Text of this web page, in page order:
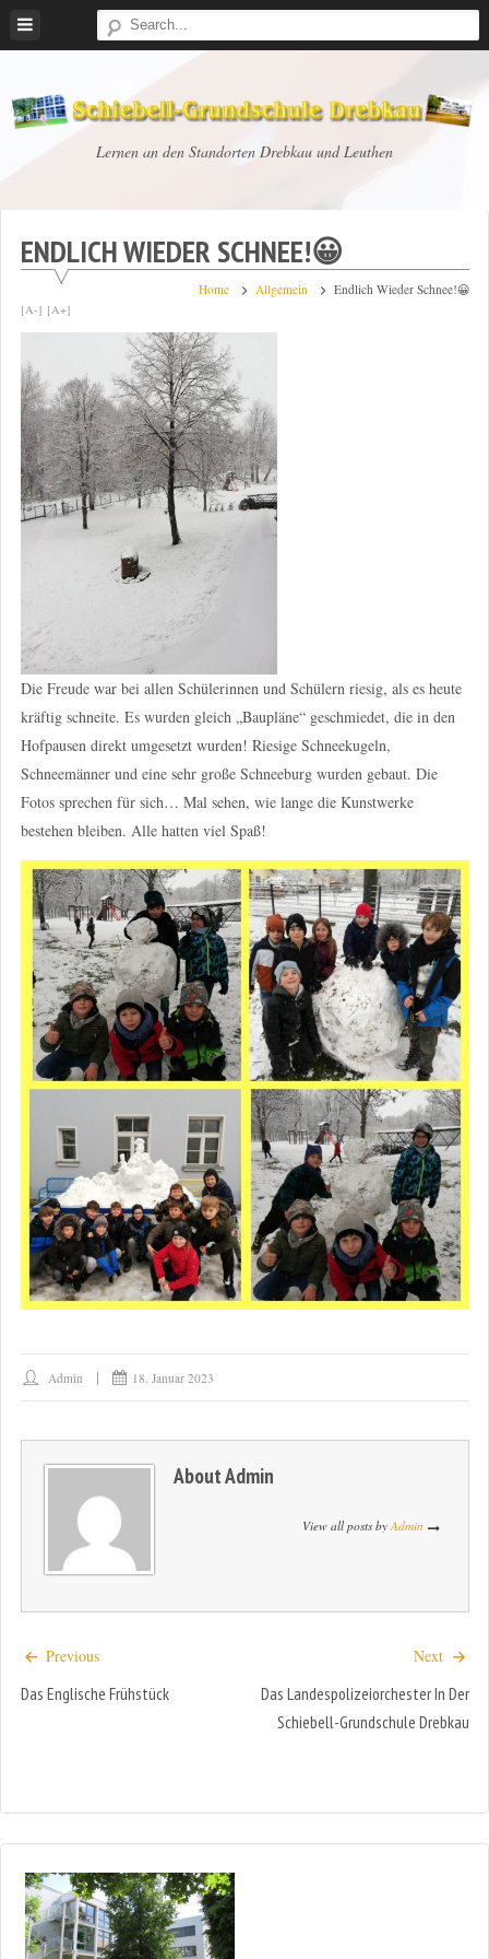
Skip
Schiebell-
Drebkau
Lernen an den Standorten Drebkau und Leuthen
ENDLICH WIEDER SCHNEE!😀
Home Allgemein Endlich Wieder Schnee!😀
[A-] [A+]
Die Freude war bei allen Schülerinnen und Schülern riesig, als es heute
kräftig schneite. Es wurden gleich „Baupläne“ geschmiedet, die in den
Hofpausen direkt umgesetzt wurden! Riesige Schneekugeln,
Schneemänner und eine sehr große Schneeburg wurden gebaut. Die
Fotos sprechen für sich… Mal sehen, wie lange die Kunstwerke
bestehen bleiben. Alle hatten viel Spaß!
Admin 18. Januar 2023
AboutAdmin
View all posts byAdmin
Previous
Das Englische Frühstück
Next
Das Landespolizeiorchester In Der
Schiebell-Grundschule Drebkau